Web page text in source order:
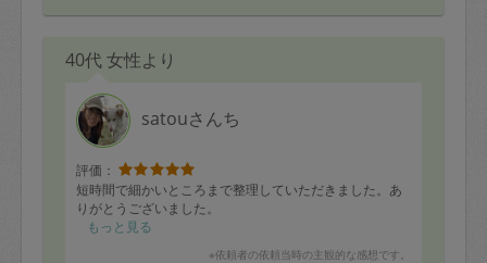
す。色々な料理のアイデアも教えていただき、大変参考
40代 女性より
satouさんち
評価：
短時間で細かいところまで整理していただきました。あ
りがとうございました。
もっと見る
※依頼者の依頼当時の主観的な感想です。